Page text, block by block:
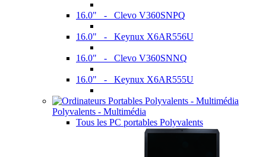
16.0" - Clevo V360SNPQ
16.0" - Keynux X6AR556U
16.0" - Clevo V360SNNQ
16.0" - Keynux X6AR555U
Polyvalents - Multimédia
Tous les PC portables Polyvalents